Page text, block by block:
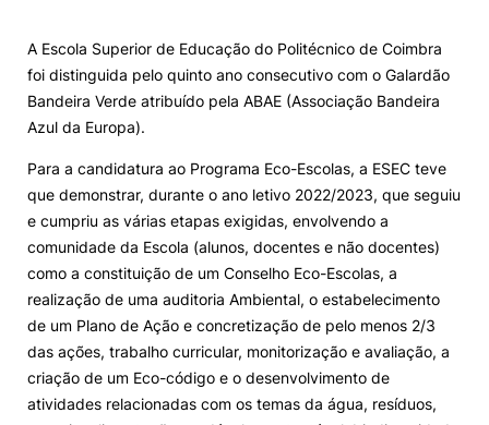
Alunos
Candidaturas
Elogio / Sugestão / Reclamação Contactos Denúncias
©2026 Instituto Politécnico de Coimbra. Todos os direitos reservados.
A Escola Superior de Educação do Politécnico de Coimbra
foi distinguida pelo quinto ano consecutivo com o Galardão
Bandeira Verde atribuído pela ABAE (Associação Bandeira
Azul da Europa).
Para a candidatura ao Programa Eco-Escolas, a ESEC teve
que demonstrar, durante o ano letivo 2022/2023, que seguiu
e cumpriu as várias etapas exigidas, envolvendo a
comunidade da Escola (alunos, docentes e não docentes)
como a constituição de um Conselho Eco-Escolas, a
realização de uma auditoria Ambiental, o estabelecimento
de um Plano de Ação e concretização de pelo menos 2/3
das ações, trabalho curricular, monitorização e avaliação, a
criação de um Eco-código e o desenvolvimento de
atividades relacionadas com os temas da água, resíduos,